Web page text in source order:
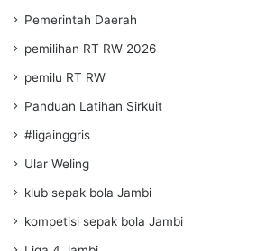
Pemerintah Daerah
pemilihan RT RW 2026
pemilu RT RW
Panduan Latihan Sirkuit
#ligainggris
Ular Weling
klub sepak bola Jambi
kompetisi sepak bola Jambi